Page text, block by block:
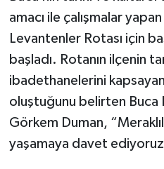
amacı ile çalışmalar
Levantenler Rotası için
başladı. Rotanın ilçenin
ibadethanelerini
oluştuğunu belirten Buca
Görkem Duman,
yaşamaya davet